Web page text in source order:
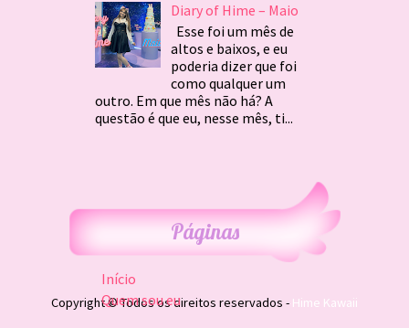
Diary of Hime – Maio
Esse foi um mês de
altos e baixos, e eu
poderia dizer que foi
como qualquer um
outro. Em que mês não há? A
questão é que eu, nesse mês, ti...
Páginas
Início
Quem sou eu
Copyright © Todos os direitos reservados - Hime Kawaii